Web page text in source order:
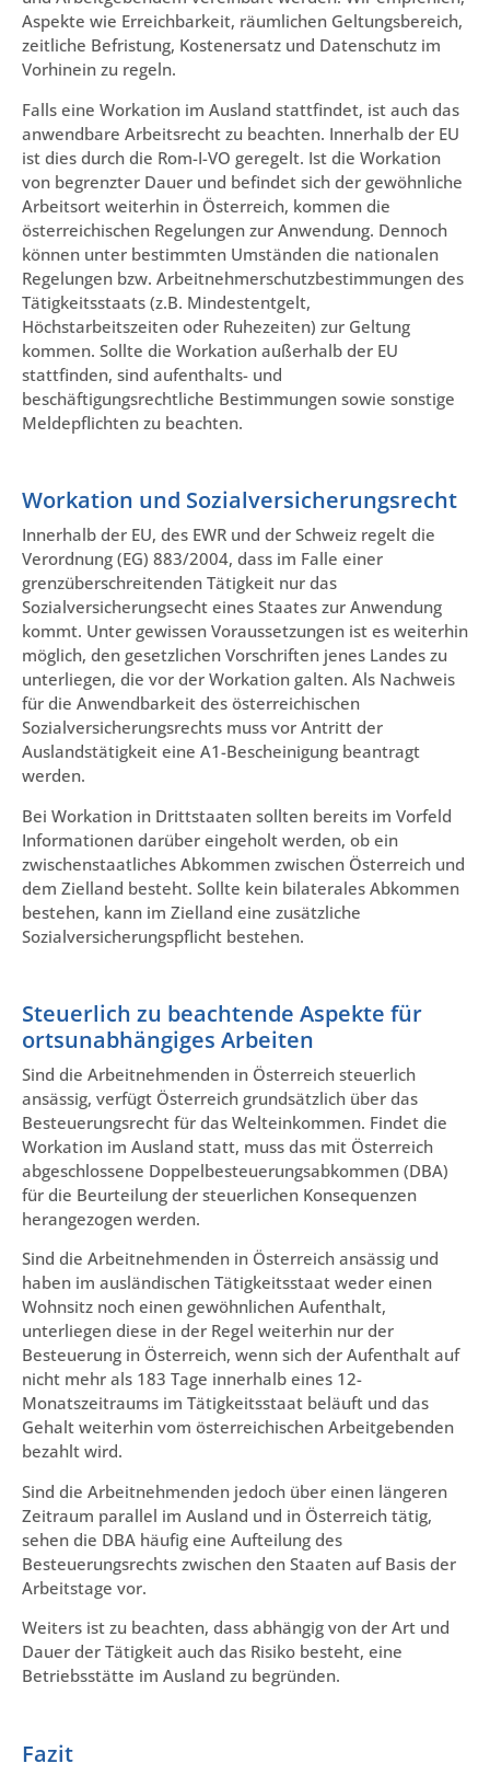
Aspekte wie Erreichbarkeit, räumlichen Geltungsbereich,
zeitliche Befristung, Kostenersatz und Datenschutz im
Vorhinein zu regeln.
Falls eine Workation im Ausland stattfindet, ist auch das
anwendbare Arbeitsrecht zu beachten. Innerhalb der EU
ist dies durch die Rom-I-VO geregelt. Ist die Workation
von begrenzter Dauer und befindet sich der gewöhnliche
Arbeitsort weiterhin in Österreich, kommen die
österreichischen Regelungen zur Anwendung. Dennoch
können unter bestimmten Umständen die nationalen
Regelungen bzw. Arbeitnehmerschutzbestimmungen des
Tätigkeitsstaats (z.B. Mindestentgelt,
Höchstarbeitszeiten oder Ruhezeiten) zur Geltung
kommen. Sollte die Workation außerhalb der EU
stattfinden, sind aufenthalts- und
beschäftigungsrechtliche Bestimmungen sowie sonstige
Meldepflichten zu beachten.
Workation und Sozialversicherungsrecht
Innerhalb der EU, des EWR und der Schweiz regelt die
Verordnung (EG) 883/2004, dass im Falle einer
grenzüberschreitenden Tätigkeit nur das
Sozialversicherungsecht eines Staates zur Anwendung
kommt. Unter gewissen Voraussetzungen ist es weiterhin
möglich, den gesetzlichen Vorschriften jenes Landes zu
unterliegen, die vor der Workation galten. Als Nachweis
für die Anwendbarkeit des österreichischen
Sozialversicherungsrechts muss vor Antritt der
Auslandstätigkeit eine A1-Bescheinigung beantragt
werden.
Bei Workation in Drittstaaten sollten bereits im Vorfeld
Informationen darüber eingeholt werden, ob ein
zwischenstaatliches Abkommen zwischen Österreich und
dem Zielland besteht. Sollte kein bilaterales Abkommen
bestehen, kann im Zielland eine zusätzliche
Sozialversicherungspflicht bestehen.
Steuerlich zu beachtende Aspekte für
ortsunabhängiges Arbeiten
Sind die Arbeitnehmenden in Österreich steuerlich
ansässig, verfügt Österreich grundsätzlich über das
Besteuerungsrecht für das Welteinkommen. Findet die
Workation im Ausland statt, muss das mit Österreich
abgeschlossene Doppelbesteuerungsabkommen (DBA)
für die Beurteilung der steuerlichen Konsequenzen
herangezogen werden.
Sind die Arbeitnehmenden in Österreich ansässig und
haben im ausländischen Tätigkeitsstaat weder einen
Wohnsitz noch einen gewöhnlichen Aufenthalt,
unterliegen diese in der Regel weiterhin nur der
Besteuerung in Österreich, wenn sich der Aufenthalt auf
nicht mehr als 183 Tage innerhalb eines 12-
Monatszeitraums im Tätigkeitsstaat beläuft und das
Gehalt weiterhin vom österreichischen Arbeitgebenden
bezahlt wird.
Sind die Arbeitnehmenden jedoch über einen längeren
Zeitraum parallel im Ausland und in Österreich tätig,
sehen die DBA häufig eine Aufteilung des
Besteuerungsrechts zwischen den Staaten auf Basis der
Arbeitstage vor.
Weiters ist zu beachten, dass abhängig von der Art und
Dauer der Tätigkeit auch das Risiko besteht, eine
Betriebsstätte im Ausland zu begründen.
Fazit